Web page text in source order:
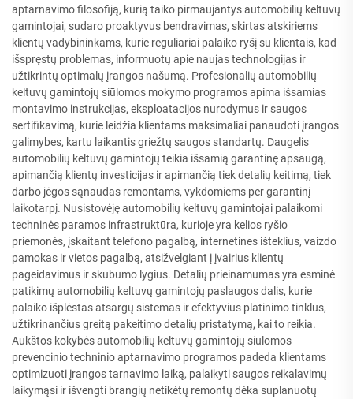
aptarnavimo filosofiją, kurią taiko pirmaujantys automobilių keltuvų
gamintojai, sudaro proaktyvus bendravimas, skirtas atskiriems
klientų vadybininkams, kurie reguliariai palaiko ryšį su klientais, kad
išspręstų problemas, informuotų apie naujas technologijas ir
užtikrintų optimalų įrangos našumą. Profesionalių automobilių
keltuvų gamintojų siūlomos mokymo programos apima išsamias
montavimo instrukcijas, eksploatacijos nurodymus ir saugos
sertifikavimą, kurie leidžia klientams maksimaliai panaudoti įrangos
galimybes, kartu laikantis griežtų saugos standartų. Daugelis
automobilių keltuvų gamintojų teikia išsamią garantinę apsaugą,
apimančią klientų investicijas ir apimančią tiek detalių keitimą, tiek
darbo jėgos sąnaudas remontams, vykdomiems per garantinį
laikotarpį. Nusistovėję automobilių keltuvų gamintojai palaikomi
techninės paramos infrastruktūra, kurioje yra kelios ryšio
priemonės, įskaitant telefono pagalbą, internetines išteklius, vaizdo
pamokas ir vietos pagalbą, atsižvelgiant į įvairius klientų
pageidavimus ir skubumo lygius. Detalių prieinamumas yra esminė
patikimų automobilių keltuvų gamintojų paslaugos dalis, kurie
palaiko išplėstas atsargų sistemas ir efektyvius platinimo tinklus,
užtikrinančius greitą pakeitimo detalių pristatymą, kai to reikia.
Aukštos kokybės automobilių keltuvų gamintojų siūlomos
prevencinio techninio aptarnavimo programos padeda klientams
optimizuoti įrangos tarnavimo laiką, palaikyti saugos reikalavimų
laikymąsi ir išvengti brangių netikėtų remontų dėka suplanuotų